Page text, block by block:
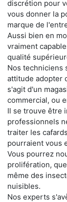
discrétion pour
vous donner la
marque de
Aussi bien en
vraiment
qualité
Nos techniciens
attitude adopter
s'agit d'un
commercial, ou
Il se trouve être
professionnels
traiter les
pourraient vous
Vous pourrez
prolifération,
même des
nuisibles.
Nos experts